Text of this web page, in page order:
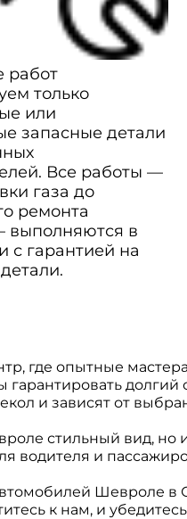
работ
только
или
запасные детали
Все работы —
газа до
ремонта
выполняются в
с гарантией на
где опытные
долгий
и зависят от
стильный вид, но
водителя и
Шевроле
к нам, и